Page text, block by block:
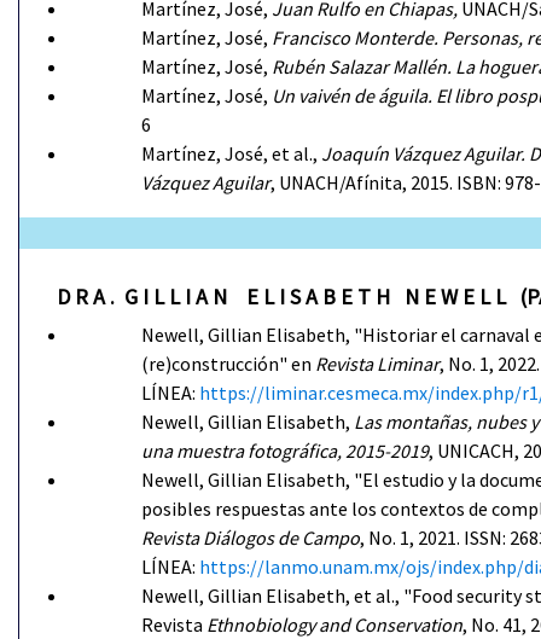
Martínez, José, Juan Rulfo en Chiapas, UNACH/
Martínez, José, Francisco Monterde. Personas,
Martínez, José, Rubén Salazar Mallén. La
Martínez, José, Un vaivén de águila. El libro
6
Martínez, José, et al., Joaquín Vázquez Aguilar.
Vázquez Aguilar, UNACH/Afínita, 2015. ISBN:
D R A . G I L L I A N E L I S A B E T H N E W E L L
Newell, Gillian Elisabeth, "Historiar el carnaval
(re)construcción" en Revista Liminar, No. 1,
LÍNEA: https://liminar.cesmeca.mx/index.php/
Newell, Gillian Elisabeth, Las montañas, nubes
una muestra fotográfica, 2015-2019, UNICACH,
Newell, Gillian Elisabeth, "El estudio y la
posibles respuestas ante los contextos de
Revista Diálogos de Campo, No. 1, 2021. ISSN:
LÍNEA: https://lanmo.unam.mx/ojs/index.php/
Newell, Gillian Elisabeth, et al., "Food security
Revista Ethnobiology and Conservation, No. 41,